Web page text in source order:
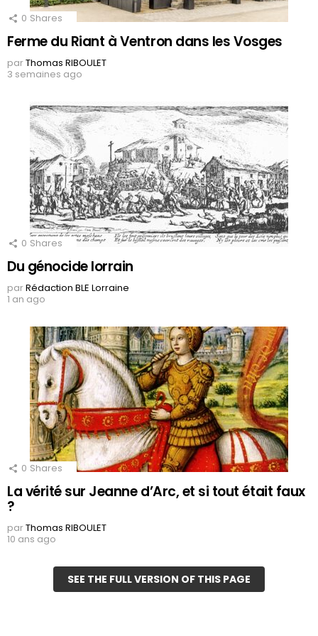
0 Shares
Ferme du Riant à Ventron dans les Vosges
parThomas RIBOULET
3 semaines ago
0 Shares
Du génocide lorrain
parRédaction BLE Lorraine
1 an ago
0 Shares
La vérité sur Jeanne d’Arc, et si tout était faux
?
parThomas RIBOULET
10 ans ago
SEE THE FULL VERSION OF THIS PAGE